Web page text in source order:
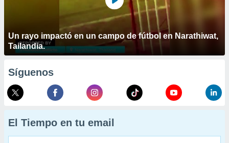
Un rayo impactó en un campo de fútbol en Narathiwat,
Tailandia.
Síguenos
El Tiempo en tu email